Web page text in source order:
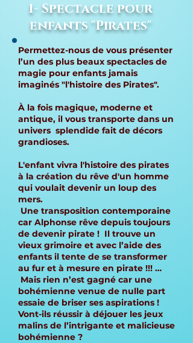
1- Spectacle pour
enfants "Pirates"
Permettez-nous de vous présenter
l’un des plus beaux spectacles de
magie pour enfants jamais
imaginés "l'histoire des Pirates".
À la fois magique, moderne et
antique, il vous transporte dans un
univers splendide fait de décors
grandioses.
L'enfant vivra l'histoire des pirates
à la création du rêve d'un homme
qui voulait devenir un loup des
mers.
Une transposition contemporaine
car Alphonse rêve depuis toujours
de devenir pirate ! Il trouve un
vieux grimoire et avec l’aide des
enfants il tente de se transformer
au fur et à mesure en pirate !!! …
Mais rien n’est gagné car une
bohémienne venue de nulle part
essaie de briser ses aspirations !
Vont-ils réussir à déjouer les jeux
malins de l’intrigante et malicieuse
bohémienne ?